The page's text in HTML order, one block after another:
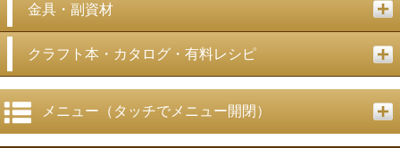
金具・副資材
クラフト本・カタログ・有料レシピ
メニュー（タッチでメニュー開閉）